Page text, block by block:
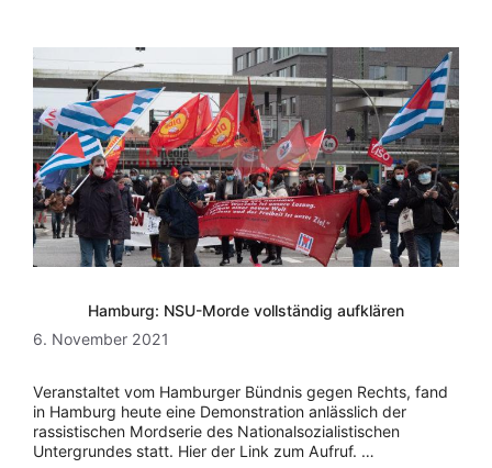
Hamburg: NSU-Morde vollständig aufklären
6. November 2021
Veranstaltet vom Hamburger Bündnis gegen Rechts, fand
in Hamburg heute eine Demonstration anlässlich der
rassistischen Mordserie des Nationalsozialistischen
Untergrundes statt. Hier der Link zum Aufruf. …